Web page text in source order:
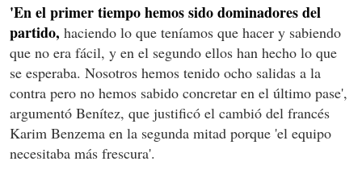
'En el primer tiempo hemos sido dominadores del
partido, haciendo lo que teníamos que hacer y sabiendo
que no era fácil, y en el segundo ellos han hecho lo que
se esperaba. Nosotros hemos tenido ocho salidas a la
contra pero no hemos sabido concretar en el último pase',
argumentó Benítez, que justificó el cambió del francés
Karim Benzema en la segunda mitad porque 'el equipo
necesitaba más frescura'.